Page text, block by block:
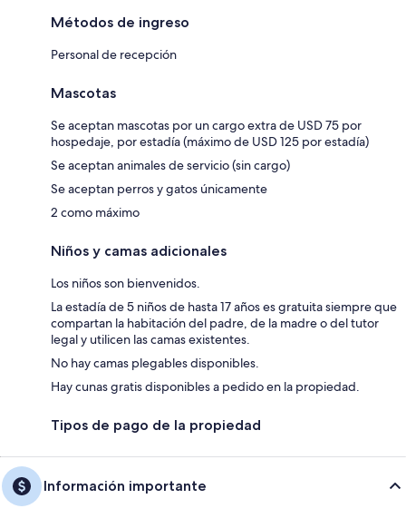
Métodos de ingreso
Personal de recepción
Mascotas
Se aceptan mascotas por un cargo extra de USD 75 por
hospedaje, por estadía (máximo de USD 125 por estadía)
Se aceptan animales de servicio (sin cargo)
Se aceptan perros y gatos únicamente
2 como máximo
Niños y camas adicionales
Los niños son bienvenidos.
La estadía de 5 niños de hasta 17 años es gratuita siempre que
compartan la habitación del padre, de la madre o del tutor
legal y utilicen las camas existentes.
No hay camas plegables disponibles.
Hay cunas gratis disponibles a pedido en la propiedad.
Tipos de pago de la propiedad
Información importante